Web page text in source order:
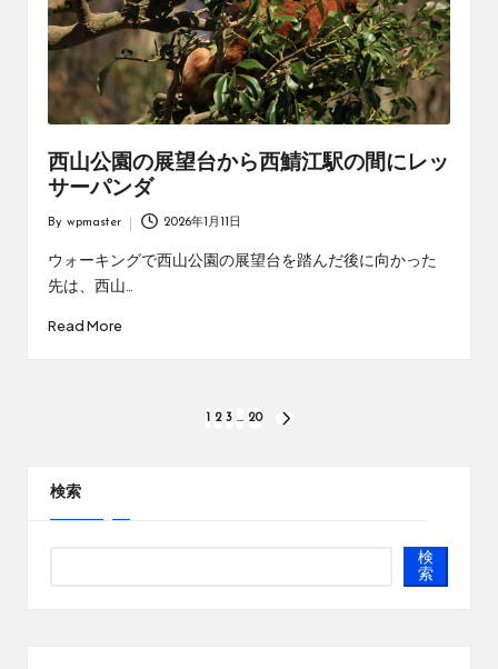
西山公園の展望台から西鯖江駅の間にレッ
サーパンダ
by
By wpmaster 2026年1月11日
ウォーキングで西山公園の展望台を踏んだ後に向かった
先は、西山…
Read More
の
1 2 3 … 20
検索
検
索